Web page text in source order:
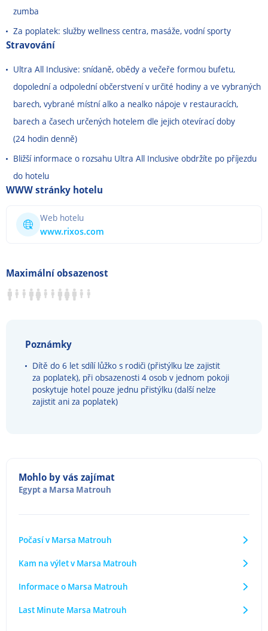
zumba
Za poplatek: služby wellness centra, masáže, vodní sporty
Stravování
Ultra All Inclusive: snídaně, obědy a večeře formou bufetu,
dopolední a odpolední občerstvení v určité hodiny a ve vybraných
barech, vybrané místní alko a nealko nápoje v restauracích,
barech a časech určených hotelem dle jejich otevírací doby
(24 hodin denně)
Bližší informace o rozsahu Ultra All Inclusive obdržíte po příjezdu
do hotelu
WWW stránky hotelu
Web hotelu
www.rixos.com
Maximální obsazenost
Poznámky
Dítě do 6 let sdílí lůžko s rodiči (přistýlku lze zajistit
za poplatek), při obsazenosti 4 osob v jednom pokoji
poskytuje hotel pouze jednu přistýlku (další nelze
zajistit ani za poplatek)
Mohlo by vás zajímat
Egypta Marsa Matrouh
Počasí v Marsa Matrouh
Kam na výlet v Marsa Matrouh
Informace o Marsa Matrouh
Last Minute Marsa Matrouh